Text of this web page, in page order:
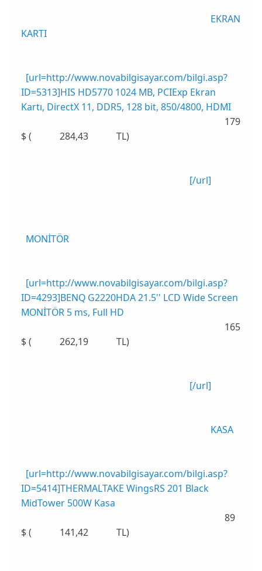
EKRAN
KARTI
[url=http://www.novabilgisayar.com/bilgi.asp?
ID=5313]HIS HD5770 1024 MB, PCIExp Ekran
Kartı, DirectX 11, DDR5, 128 bit, 850/4800, HDMI
179
$ ( 284,43 TL)
[/url]
MONİTÖR
[url=http://www.novabilgisayar.com/bilgi.asp?
ID=4293]BENQ G2220HDA 21.5'' LCD Wide Screen
MONİTÖR 5 ms, Full HD
165
$ ( 262,19 TL)
[/url]
KASA
[url=http://www.novabilgisayar.com/bilgi.asp?
ID=5414]THERMALTAKE WingsRS 201 Black
MidTower 500W Kasa
89
$ ( 141,42 TL)